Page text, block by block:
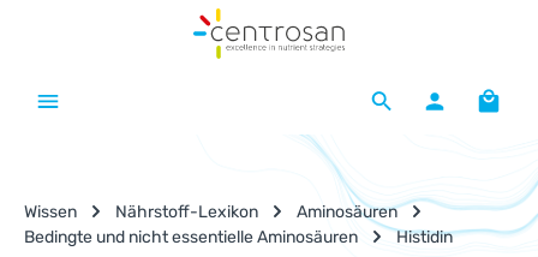
Zum Hauptinhalt springen
Wissen Nährstoff-Lexikon
Aminosäuren
Bedingte und nicht essentielle Aminosäuren
Histidin